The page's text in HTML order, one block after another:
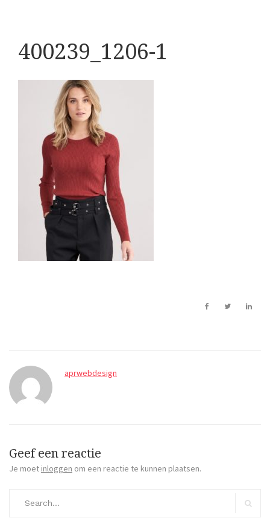
400239_1206-1
aprwebdesign
Geef een reactie
Je moet inloggen om een reactie te kunnen plaatsen.